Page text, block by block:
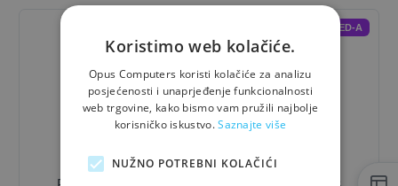
REFURBISHED-A
Koristimo web kolačiće.
Opus Computers koristi kolačiće za analizu
posjećenosti i unaprjeđenje funkcionalnosti
web trgovine, kako bismo vam pružili najbolje
korisničko iskustvo.Saznajte više
NUŽNO POTREBNI KOLAČIĆI